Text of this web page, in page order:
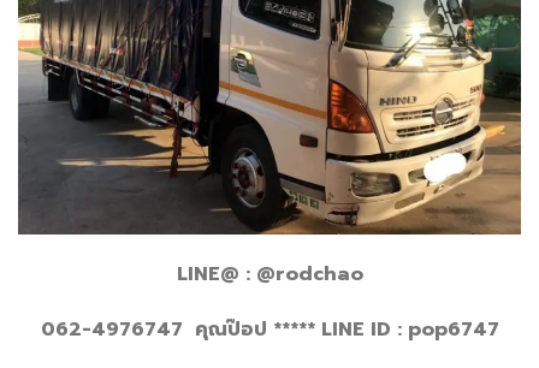
LINE@ : @rodchao
062-4976747 คุณป๊อป ***** LINE ID : pop6747